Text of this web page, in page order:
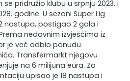
pridružio klubu u srpnju 2023. i
godine. U sezoni Süper Lig
nastupa, postigao 2 gola i
nedavnim izvješćima iz
je već odbio ponudu
Transfermarkt njegovu
na 6 milijuna eura. Za
upisao je 18 nastupa i